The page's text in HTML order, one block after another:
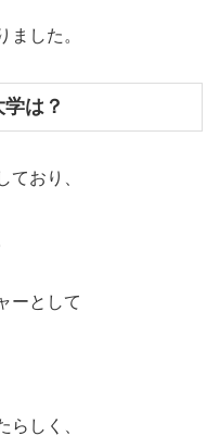
ました。
は？
ており、
ーとして
らしく、